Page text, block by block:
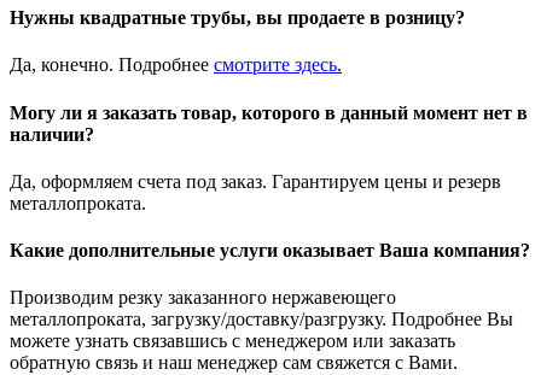
Нужны квадратные трубы, вы продаете в розницу?
Да, конечно. Подробнее смотрите здесь.
Могу ли я заказать товар, которого в данный момент нет в
наличии?
Да, оформляем счета под заказ. Гарантируем цены и резерв
металлопроката.
Какие дополнительные услуги оказывает Ваша компания?
Производим резку заказанного нержавеющего
металлопроката, загрузку/доставку/разгрузку. Подробнее Вы
можете узнать связавшись с менеджером или заказать
обратную связь и наш менеджер сам свяжется с Вами.